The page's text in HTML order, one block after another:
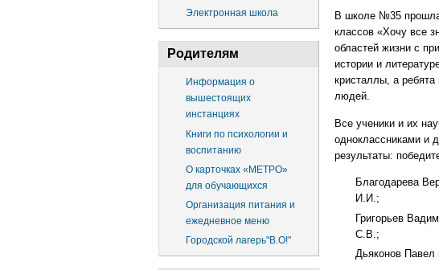
Электронная школа
Родителям
Информация о
вышестоящих
инстанциях
Книги по психологии и
воспитанию
О карточках «МЕТРО»
для обучающихся
Организация питания и
ежедневное меню
Городской лагерь"В.О!"
В школе №35 прошла
классов «Хочу все
областей жизни с
истории и
кристаллы, а ребята
людей.
Все ученики и их
одноклассниками и
результаты:
Благодарева
И.И.;
Григорьев
С.В.;
Дьяконов